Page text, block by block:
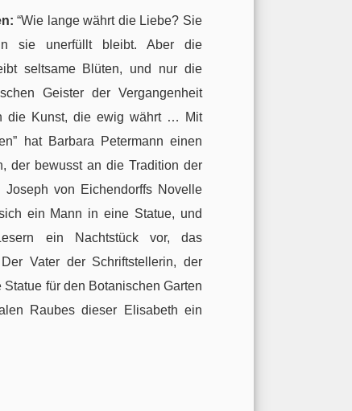
“Wie lange währt die Liebe? Sie
sie unerfüllt bleibt. Aber die
seltsame Blüten, und nur die
Geister der Vergangenheit
die Kunst, die ewig währt … Mit
hat Barbara Petermann einen
der bewusst an die Tradition der
Joseph von Eichendorffs Novelle
ein Mann in eine Statue, und
ein Nachtstück vor, das
Vater der Schriftstellerin, der
für den Botanischen Garten
Raubes dieser Elisabeth ein